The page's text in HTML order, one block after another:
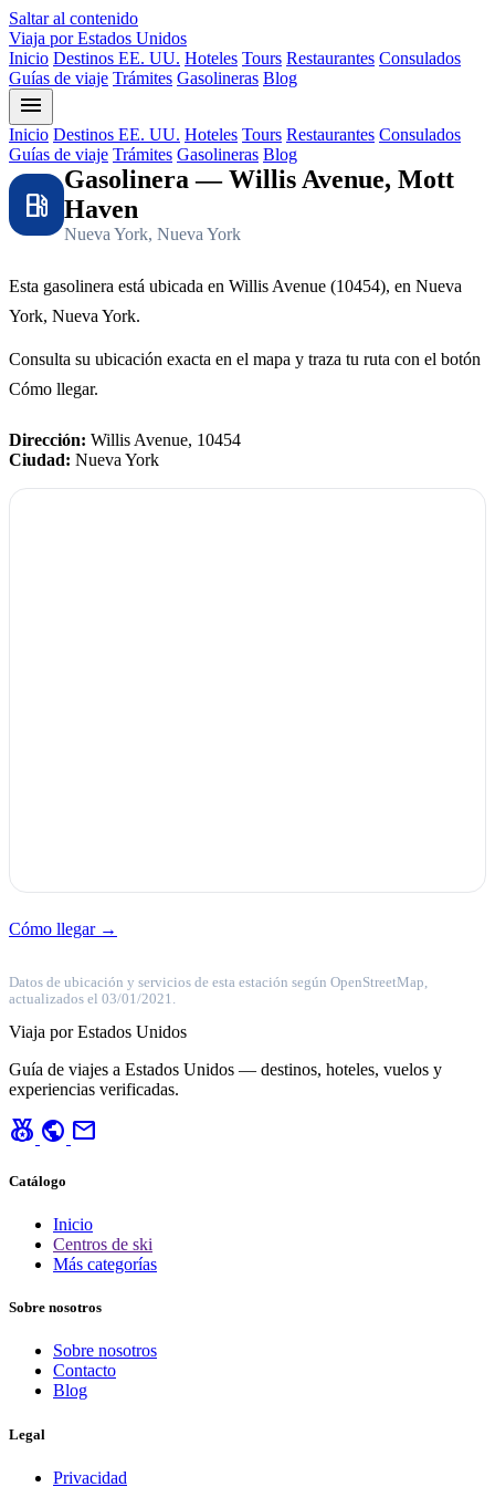
Saltar al contenido
Viaja por Estados Unidos
Inicio Destinos EE. UU. Hoteles Tours Restaurantes Consulados
Guías de viaje Trámites Gasolineras Blog
menu
Inicio Destinos EE. UU. Hoteles Tours Restaurantes Consulados
Guías de viaje Trámites Gasolineras Blog
local_gas_station
Gasolinera — Willis Avenue, Mott
Haven
Nueva York, Nueva York
Esta gasolinera está ubicada en Willis Avenue (10454), en Nueva
York, Nueva York.
Consulta su ubicación exacta en el mapa y traza tu ruta con el botón
Cómo llegar.
Dirección: Willis Avenue, 10454
Ciudad: Nueva York
Cómo llegar →
Datos de ubicación y servicios de esta estación según OpenStreetMap,
actualizados el 03/01/2021.
Viaja por Estados Unidos
Guía de viajes a Estados Unidos — destinos, hoteles, vuelos y
experiencias verificadas.
social_leaderboard public mail
Catálogo
Inicio
Centros de ski
Más categorías
Sobre nosotros
Sobre nosotros
Contacto
Blog
Legal
Privacidad